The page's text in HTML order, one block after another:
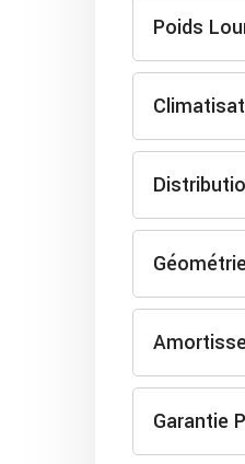
Poids
Garantie